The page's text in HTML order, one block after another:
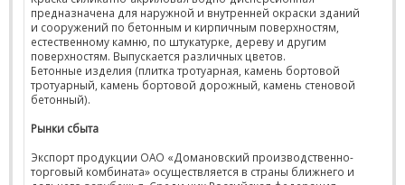
предназначена для наружной и внутренней окраски зданий
и сооружений по бетонным и кирпичным поверхностям,
естественному камню, по штукатурке, дереву и другим
поверхностям. Выпускается различных цветов.
Бетонные изделия (плитка тротуарная, камень бортовой
тротуарный, камень бортовой дорожный, камень стеновой
бетонный).
Рынки сбыта
Экспорт продукции ОАО «Домановский производственно-
торговый комбината» осуществляется в страны ближнего и